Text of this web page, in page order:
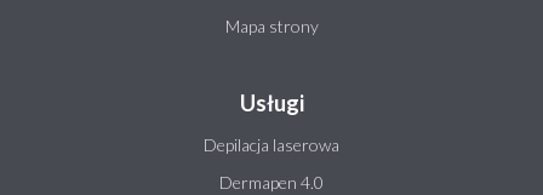
Mapa strony
Usługi
Depilacja laserowa
Dermapen 4.0